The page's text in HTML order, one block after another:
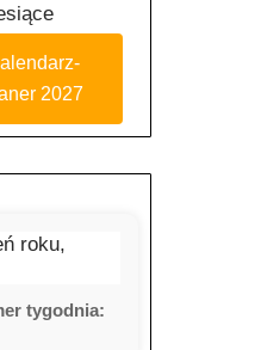
2027
roku,
tygodnia: